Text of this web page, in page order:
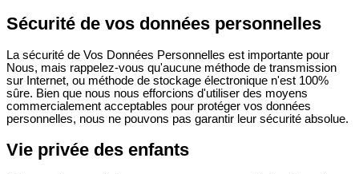
Sécurité de vos données personnelles
La sécurité de Vos Données Personnelles est importante pour
Nous, mais rappelez-vous qu'aucune méthode de transmission
sur Internet, ou méthode de stockage électronique n'est 100%
sûre. Bien que nous nous efforcions d'utiliser des moyens
commercialement acceptables pour protéger vos données
personnelles, nous ne pouvons pas garantir leur sécurité absolue.
Vie privée des enfants